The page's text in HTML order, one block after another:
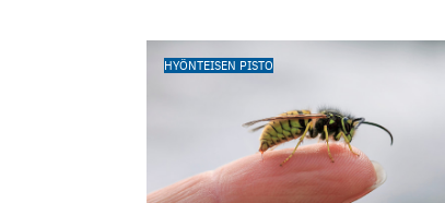
HYÖNTEISEN PISTO